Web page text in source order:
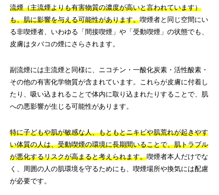
流煙（主流煙よりも有害物質の濃度が高いと言われています）
も、肌に影響を与える可能性があります。喫煙者と同じ空間にい
る非喫煙者、いわゆる「間接喫煙」や「受動喫煙」の状態でも、
皮膚はタバコの煙にさらされます。
副流煙には主流煙と同様に、ニコチン・一酸化炭素・活性酸素・
その他の有害化学物質が含まれています。これらが皮膚に付着し
たり、吸い込まれることで体内に取り込まれたりすることで、肌
への悪影響が生じる可能性があります。
特に子どもや肌が敏感な人、もともとニキビや肌荒れが起きやす
い体質の人は、受動喫煙の環境に長期間いることで、肌トラブル
が悪化するリスクが高まると考えられます。喫煙者本人だけでな
く、周囲の人の肌環境を守るためにも、喫煙場所や換気には配慮
が必要です。